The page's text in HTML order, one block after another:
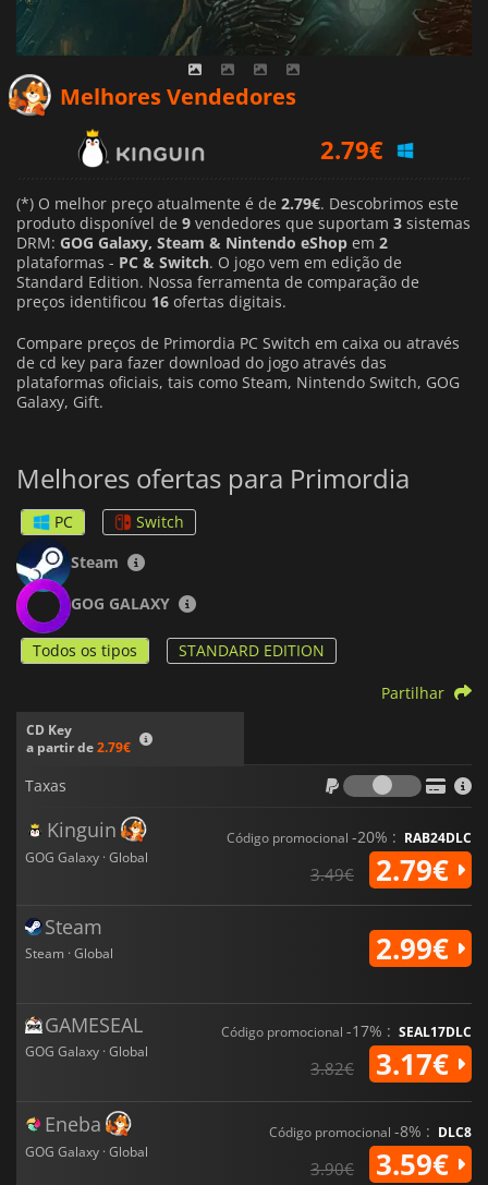
Melhores Vendedores
2.79€
3.59€
2.99€
(*) O melhor preço atualmente é de 2.79€. Descobrimos este
produto disponível de 9 vendedores que suportam 3 sistemas
DRM: GOG Galaxy, Steam & Nintendo eShop em 2
plataformas - PC & Switch. O jogo vem em edição de
Standard Edition. Nossa ferramenta de comparação de
preços identificou 16 ofertas digitais.
Compare preços de Primordia PC Switch em caixa ou através
de cd key para fazer download do jogo através das
plataformas oficiais, tais como Steam, Nintendo Switch, GOG
Galaxy, Gift.
Melhores ofertas para Primordia
PC
Switch
Steam
GOG GALAXY
Todos os tipos STANDARD EDITION
CD Key
a partir de2.79€
Partilhar
Taxas
Taxas
Kinguin
GOG Galaxy · Global
Código promocional -20% : RAB24DLC
3.49€ 2.79€
Steam
Steam · Global 2.99€
GAMESEAL
GOG Galaxy · Global
Código promocional -17% : SEAL17DLC
3.82€ 3.17€
Eneba
GOG Galaxy · Global
Código promocional -8% : DLC8
3.90€ 3.59€